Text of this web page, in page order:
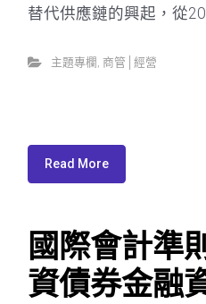
替代供應鏈的興起，從20
主題專欄 商管│經營
Read More
國際會計準
資債券金融